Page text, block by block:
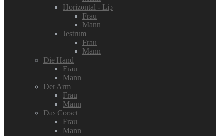
Horizontal - Lip
Frau
Mann
Jestrum
Frau
Mann
Die Hand
Frau
Mann
Der Arm
Frau
Mann
Das Corset
Frau
Mann